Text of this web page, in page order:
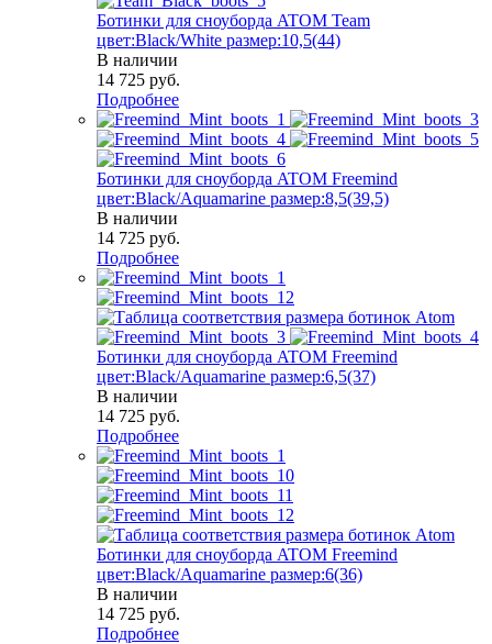
Ботинки для сноуборда ATOM Team
цвет:Black/White размер:10,5(44)
В наличии
14 725 руб.
Подробнее
Ботинки для сноуборда ATOM Freemind
цвет:Black/Aquamarine размер:8,5(39,5)
В наличии
14 725 руб.
Подробнее
Ботинки для сноуборда ATOM Freemind
цвет:Black/Aquamarine размер:6,5(37)
В наличии
14 725 руб.
Подробнее
Ботинки для сноуборда ATOM Freemind
цвет:Black/Aquamarine размер:6(36)
В наличии
14 725 руб.
Подробнее